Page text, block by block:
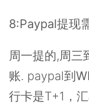
8:Paypal提现
周一提的,周三
账. paypal到
行卡是T+1，